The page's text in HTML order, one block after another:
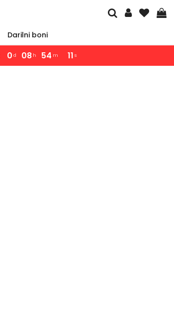
Darilni boni
0 d 08 h 54 m 10 s